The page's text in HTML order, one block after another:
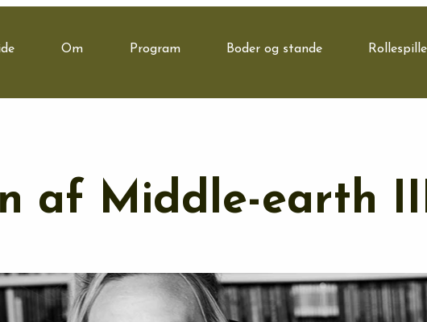
Om Program Boder og stande
af Middle-earth